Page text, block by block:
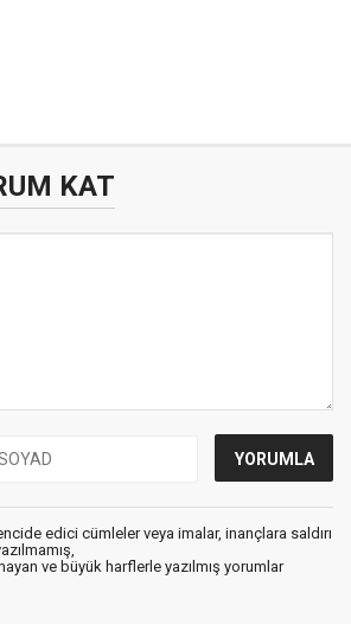
KAT
edici cümleler veya imalar, inançlara saldırı
ve büyük harflerle yazılmış yorumlar